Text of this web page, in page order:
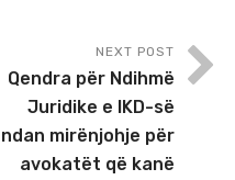
NEXT POST
Qendra për Ndihmë
Juridike e IKD-së
ndan mirënjohje për
avokatët që kanë